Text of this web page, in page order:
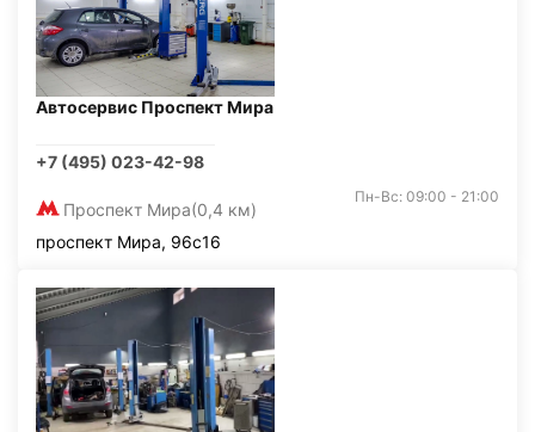
Автосервис Проспект Мира
+7 (495) 023-42-98
Проспект Мира(0,4 км)
Пн-Вс: 09:00 - 21:00
проспект Мира, 96с16